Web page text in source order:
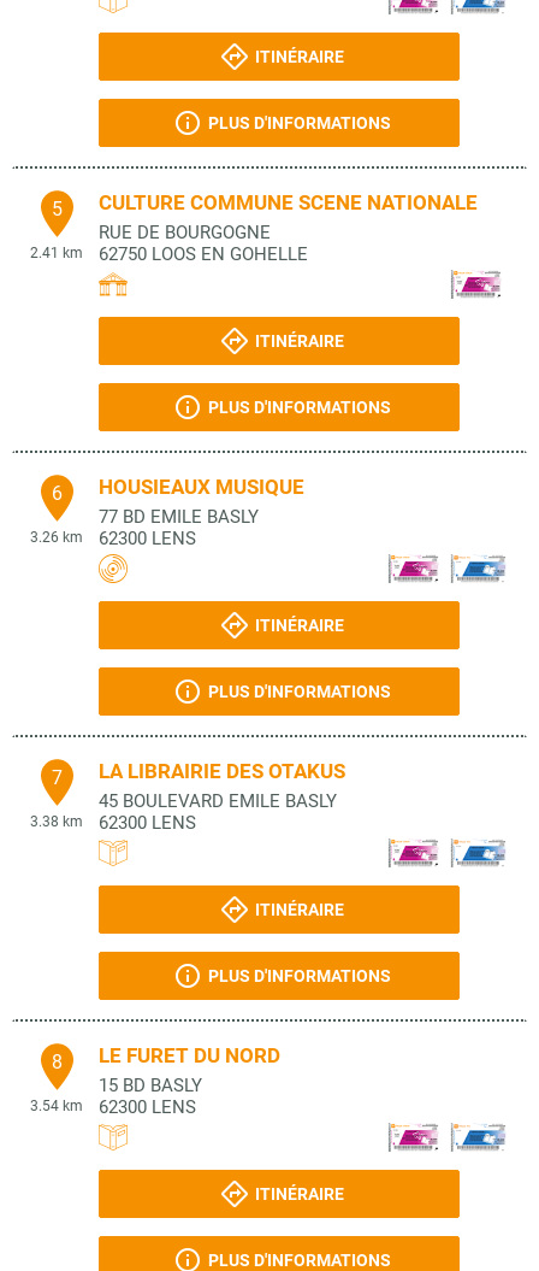
ITINÉRAIRE
PLUS D'INFORMATIONS
5
2.41 km
CULTURE COMMUNE SCENE NATIONALE
RUE DE BOURGOGNE
62750 LOOS EN GOHELLE
ITINÉRAIRE
PLUS D'INFORMATIONS
6
3.26 km
HOUSIEAUX MUSIQUE
77 BD EMILE BASLY
62300 LENS
ITINÉRAIRE
PLUS D'INFORMATIONS
7
3.38 km
LA LIBRAIRIE DES OTAKUS
45 BOULEVARD EMILE BASLY
62300 LENS
ITINÉRAIRE
PLUS D'INFORMATIONS
8
3.54 km
LE FURET DU NORD
15 BD BASLY
62300 LENS
ITINÉRAIRE
PLUS D'INFORMATIONS